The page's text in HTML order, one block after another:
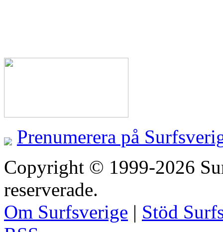
Prenumerera på
Copyright © 1999-2026
reserverade.
Om Surfsverige | Stöd